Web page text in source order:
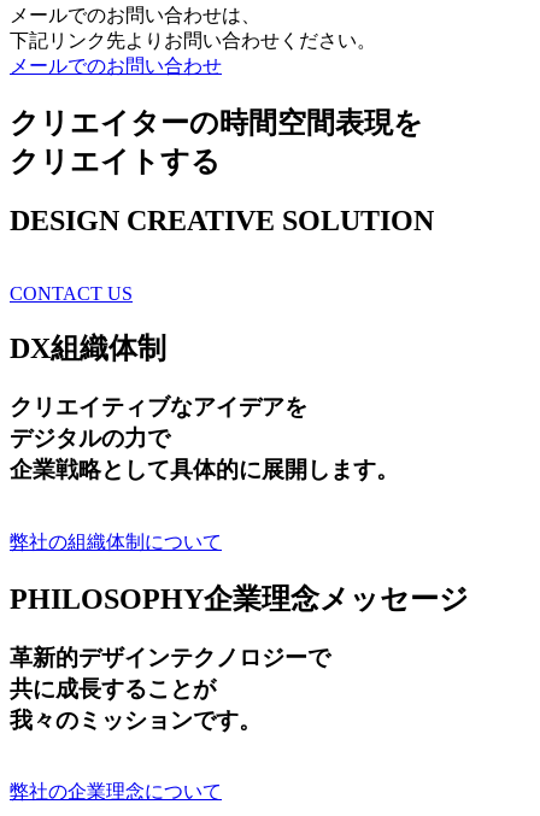
メールでのお問い合わせは、
下記リンク先よりお問い合わせください。
メールでのお問い合わせ
クリエイターの時間空間表現を
クリエイトする
DESIGN CREATIVE SOLUTION
CONTACT US
DX組織体制
クリエイティブなアイデアを
デジタルの力で
企業戦略として具体的に展開します。
弊社の組織体制について
PHILOSOPHY企業理念メッセージ
革新的デザインテクノロジーで
共に成長することが
我々のミッションです。
弊社の企業理念について